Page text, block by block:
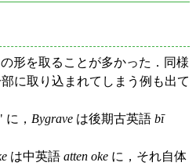
形を取ることが多かった．同様
に取り込まれてしまう例も出て
に， Bygrave は後期古英語 bī
は中英語 atten oke に，それ自体